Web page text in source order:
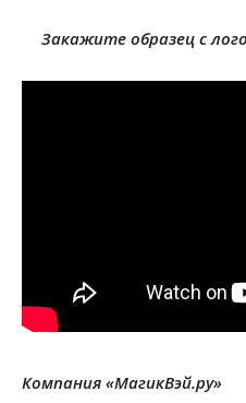
Закажите образец с
Компания «МагикВэй.ру»